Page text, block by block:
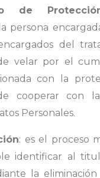
de
persona
del
velar por el
con la
cooperar con
Personales.
: es el proceso
identificar al
la